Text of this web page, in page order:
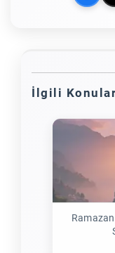
İlgili Konular
Ramazan